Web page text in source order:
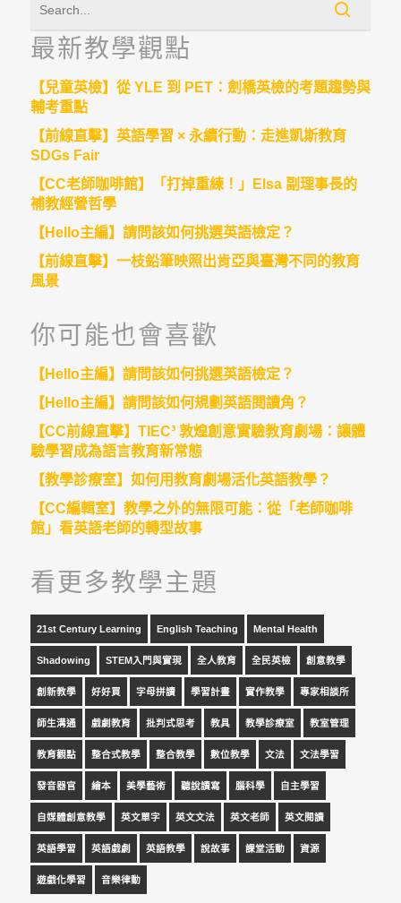
最新教學觀點
【兒童英檢】從 YLE 到 PET：劍橋英檢的考題趨勢與
輔考重點
【前線直擊】英語學習 × 永續行動：走進凱斯教育
SDGs Fair
【CC老師咖啡館】「打掉重練！」Elsa 副理事長的
補教經營哲學
【Hello主編】請問該如何挑選英語檢定？
【前線直擊】一枝鉛筆映照出肯亞與臺灣不同的教育
風景
你可能也會喜歡
【Hello主編】請問該如何挑選英語檢定？
【Hello主編】請問該如何規劃英語閱讀角？
【CC前線直擊】TIEC³ 敦煌創意實驗教育劇場：讓體
驗學習成為語言教育新常態
【教學診療室】如何用教育劇場活化英語教學？
【CC編輯室】教學之外的無限可能：從「老師咖啡
館」看英語老師的轉型故事
看更多教學主題
21st Century Learning English Teaching Mental Health
Shadowing STEM入門與實現 全人教育 全民英檢 創意教學
創新教學 好好買 字母拼讀 學習計畫 實作教學 專家相談所
師生溝通 戲劇教育 批判式思考 教具 教學診療室 教室管理
教育觀點 整合式教學 整合教學 數位教學 文法 文法學習
發音器官 繪本 美學藝術 聽說讀寫 腦科學 自主學習
自媒體創意教學 英文單字 英文文法 英文老師 英文閱讀
英語學習 英語戲劇 英語教學 說故事 課堂活動 資源
遊戲化學習 音樂律動